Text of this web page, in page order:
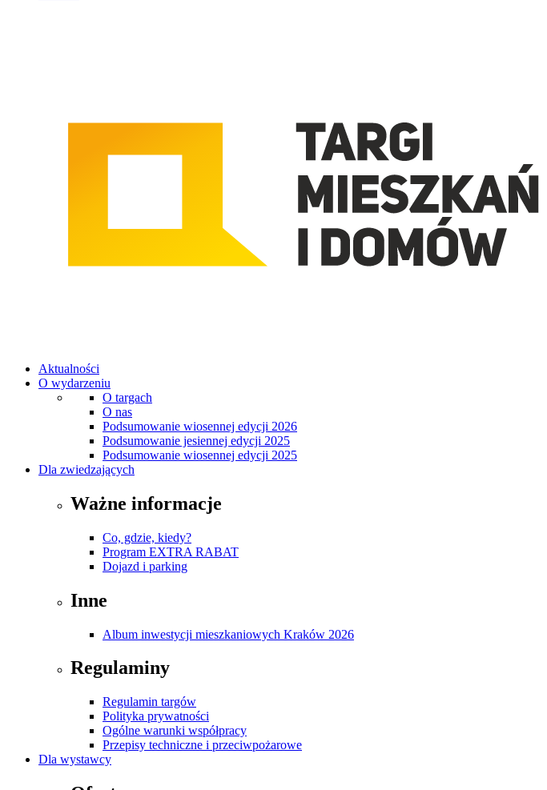
Aktualności
O wydarzeniu
O targach
O nas
Podsumowanie wiosennej edycji 2026
Podsumowanie jesiennej edycji 2025
Podsumowanie wiosennej edycji 2025
Dla zwiedzających
Ważne informacje
Co, gdzie, kiedy?
Program EXTRA RABAT
Dojazd i parking
Inne
Album inwestycji mieszkaniowych Kraków 2026
Regulaminy
Regulamin targów
Polityka prywatności
Ogólne warunki współpracy
Przepisy techniczne i przeciwpożarowe
Dla wystawcy